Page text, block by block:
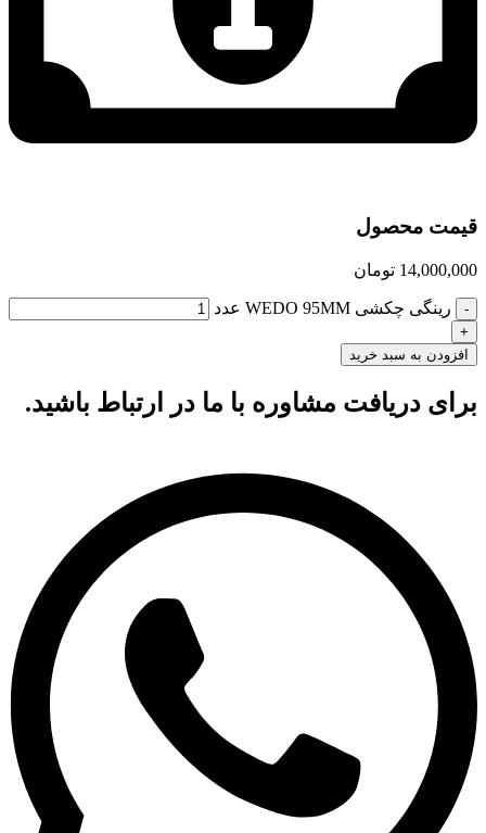
قیمت محصول
14,000,000 تومان
رینگی چکشی WEDO 95MM عدد
افزودن به سبد خرید
برای دریافت مشاوره با ما در ارتباط باشید.